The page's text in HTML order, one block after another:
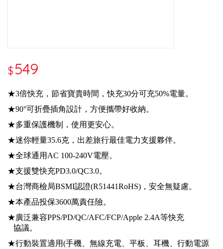
$549
★3倍快充，節省寶貴時間，快充30分可充50%電量。
★90°可折疊插角設計，方便攜帶好收納。
★多重保護機制，使用更安心。
★迷你輕量35.6克，出差旅行最佳電力支援夥伴。
★全球通用AC 100-240V電壓。
★支援雙快充PD3.0/QC3.0。
★台灣商檢局BSMI認證(R51441RoHS)，安全無疑慮。
★本產品投保3600萬責任險。
★廣泛兼容PPS/PD/QC/AFC/FCP/Apple 2.4A等快充
協議。
★行動裝置適用(手機、無線充電、平板、耳機、行動電源